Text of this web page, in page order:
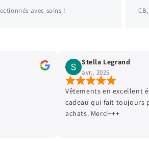
avec soins !
Petit
de mes
cécé cece
janv., 2025
Deuxième commande et
est parfait. Je
parfait mon fils est ravi.